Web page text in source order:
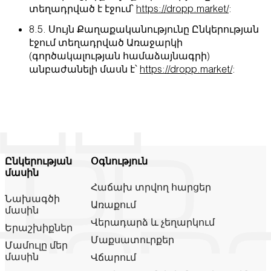
տեղադրված է էջում՝ https://dropp.market/:
8.5. Սույն Քաղաքականությունը Ընկերության
էջում տեղադրված Առաջարկի
(գործակալության համաձայնագրի)
անբաժանելի մասն է՝ https://dropp.market/:
Ընկերության
մասին
Նախագծի
մասին
Երաշխիքներ
Մամուլը մեր
մասին
Օգնություն
Հաճախ տրվող հարցեր
Առաքում
Վերադարձ և չեղարկում
Մաքսատուրքեր
Վճարում